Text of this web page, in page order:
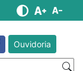
Ouvidoria